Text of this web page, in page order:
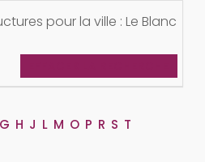
pour la ville : Le Blanc
G H J L M O P R S T